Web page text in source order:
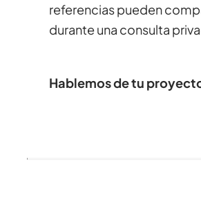
referencias pueden
durante una consulta
Hablemos de tu